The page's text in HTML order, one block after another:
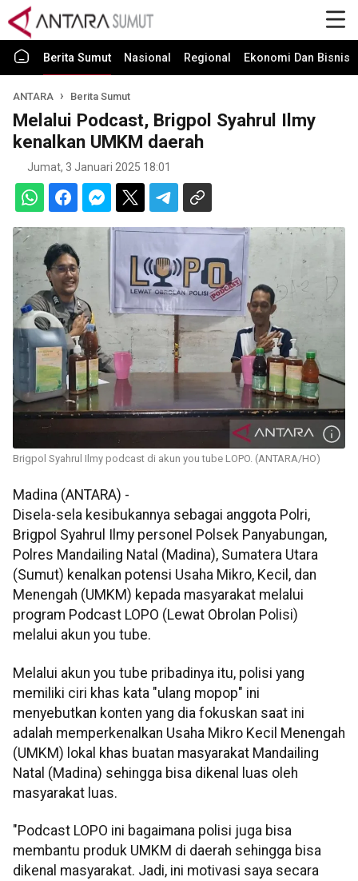
Berita Sumut Nasional Regional Ekonomi Dan Bisnis
ANTARA Berita Sumut
Melalui Podcast, Brigpol Syahrul Ilmy
kenalkan UMKM daerah
Jumat, 3 Januari 2025 18:01
Brigpol Syahrul Ilmy podcast di akun you tube LOPO. (ANTARA/HO)
Madina (ANTARA) -
Disela-sela kesibukannya sebagai anggota Polri,
Brigpol Syahrul Ilmy personel Polsek Panyabungan,
Polres Mandailing Natal (Madina), Sumatera Utara
(Sumut) kenalkan potensi Usaha Mikro, Kecil, dan
Menengah (UMKM) kepada masyarakat melalui
program Podcast LOPO (Lewat Obrolan Polisi)
melalui akun you tube.
Melalui akun you tube pribadinya itu, polisi yang
memiliki ciri khas kata "ulang mopop" ini
menyebutkan konten yang dia fokuskan saat ini
adalah memperkenalkan Usaha Mikro Kecil Menengah
(UMKM) lokal khas buatan masyarakat Mandailing
Natal (Madina) sehingga bisa dikenal luas oleh
masyarakat luas.
"Podcast LOPO ini bagaimana polisi juga bisa
membantu produk UMKM di daerah sehingga bisa
dikenal masyarakat. Jadi, ini motivasi saya secara